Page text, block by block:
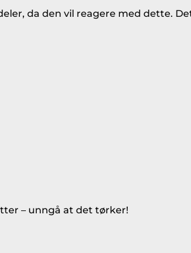
da den vil reagere med dette.
– unngå at det tørker!